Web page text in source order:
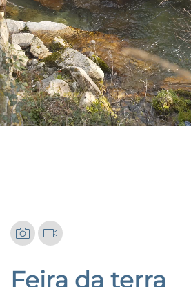
Feira da terra